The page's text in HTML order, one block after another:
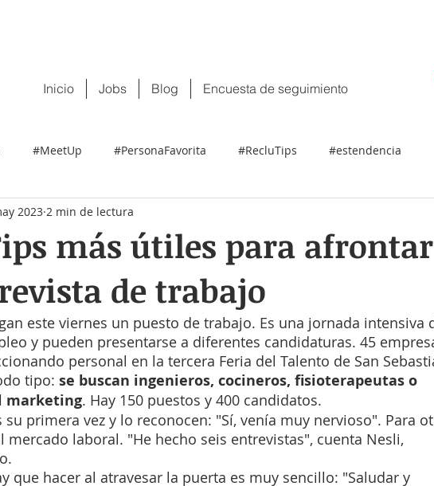
Inicio Jobs Blog Encuesta de seguimiento
#MeetUp #PersonaFavorita #RecluTips #estendencia
más útiles para afrontar
de trabajo
2023 2 min de lectura
este viernes un puesto de trabajo. Es una jornada intensiva
y pueden presentarse a diferentes candidaturas. 45
personal en la tercera Feria del Talento de San
tipo: se buscan ingenieros, cocineros, fisioterapeutas o
marketing. Hay 150 puestos y 400 candidatos.
su primera vez y lo reconocen: "Sí, venía muy nervioso". Para
mercado laboral. "He hecho seis entrevistas", cuenta Nesli,
que hacer al atravesar la puerta es muy sencillo: "Saludar y